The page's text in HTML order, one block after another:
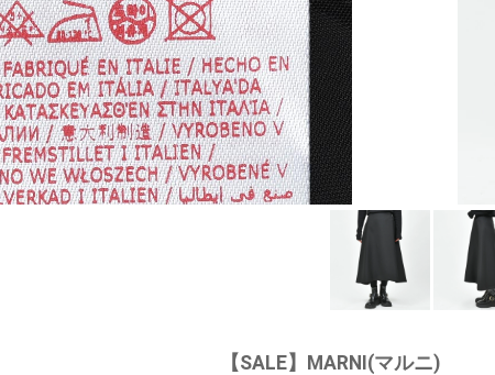
【SALE】
MARNI(マルニ)